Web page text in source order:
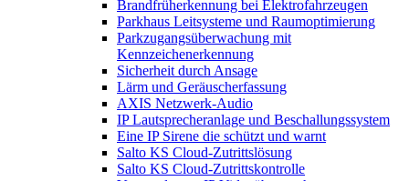
Brandfrüherkennung bei Elektrofahrzeugen
Parkhaus Leitsysteme und Raumoptimierung
Parkzugangsüberwachung mit
Kennzeichenerkennung
Sicherheit durch Ansage
Lärm und Geräuscherfassung
AXIS Netzwerk-Audio
IP Lautsprecheranlage und Beschallungssystem
Eine IP Sirene die schützt und warnt
Salto KS Cloud-Zutrittslösung
Salto KS Cloud-Zutrittskontrolle